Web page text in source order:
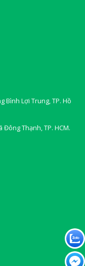
Bình Lợi Trung, TP. Hồ
Đông Thạnh, TP. HCM.